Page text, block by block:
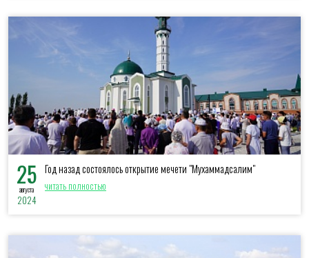
25
августа
2024
Год назад состоялось открытие мечети "Мухаммадсалим"
читать полностью